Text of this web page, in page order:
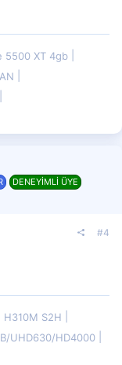
5500 XT 4gb
DENEYİMLİ ÜYE
#4
H310M S2H
UHD630/HD4000